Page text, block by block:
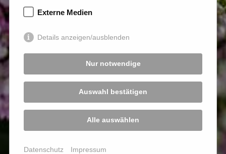
Externe Medien
Details anzeigen/ausblenden
Nur notwendige
Auswahl bestätigen
Alle auswählen
Datenschutz Impressum